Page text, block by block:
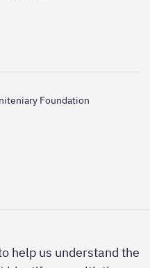
help us understand the
Foundation